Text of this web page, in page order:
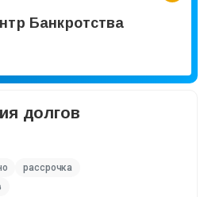
Банкротства
долгов
рассрочка